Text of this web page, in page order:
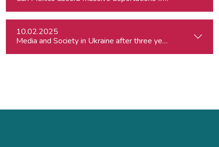
10.02.2025
Media and Society in Ukraine after three years of war.